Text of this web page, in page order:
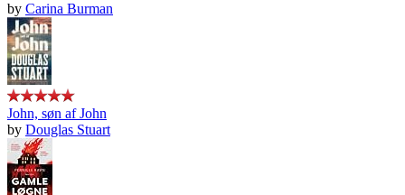
by Carina Burman
John, søn af John
by Douglas Stuart